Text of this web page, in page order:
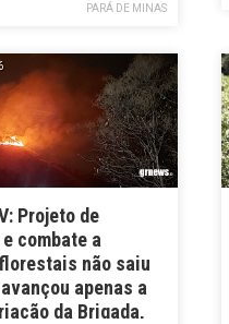
PARÁ DE MINAS
Projeto de
combate a
não saiu
apenas a
da Brigada,